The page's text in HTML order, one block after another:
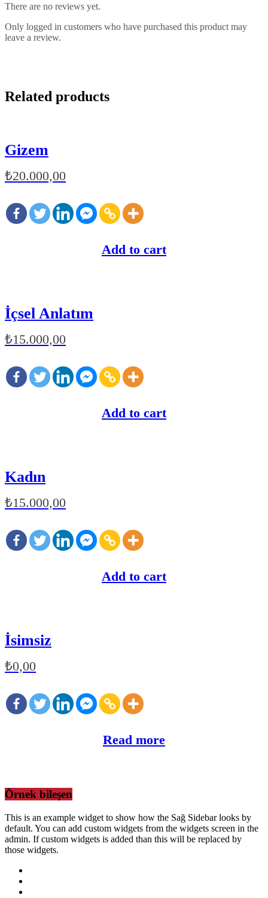
There are no reviews yet.
Only logged in customers who have purchased this product may
leave a review.
Related products
Gizem
₺20.000,00
Add to cart
İçsel Anlatım
₺15.000,00
Add to cart
Kadın
₺15.000,00
Add to cart
İsimsiz
₺0,00
Read more
Örnek bileşen
This is an example widget to show how the Sağ Sidebar looks by
default. You can add custom widgets from the widgets screen in the
admin. If custom widgets is added than this will be replaced by
those widgets.